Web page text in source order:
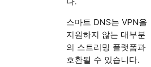
스마트 DNS는 VPN을
지원하지 않는 대부분
의 스트리밍 플랫폼과
호환될 수 있습니다.